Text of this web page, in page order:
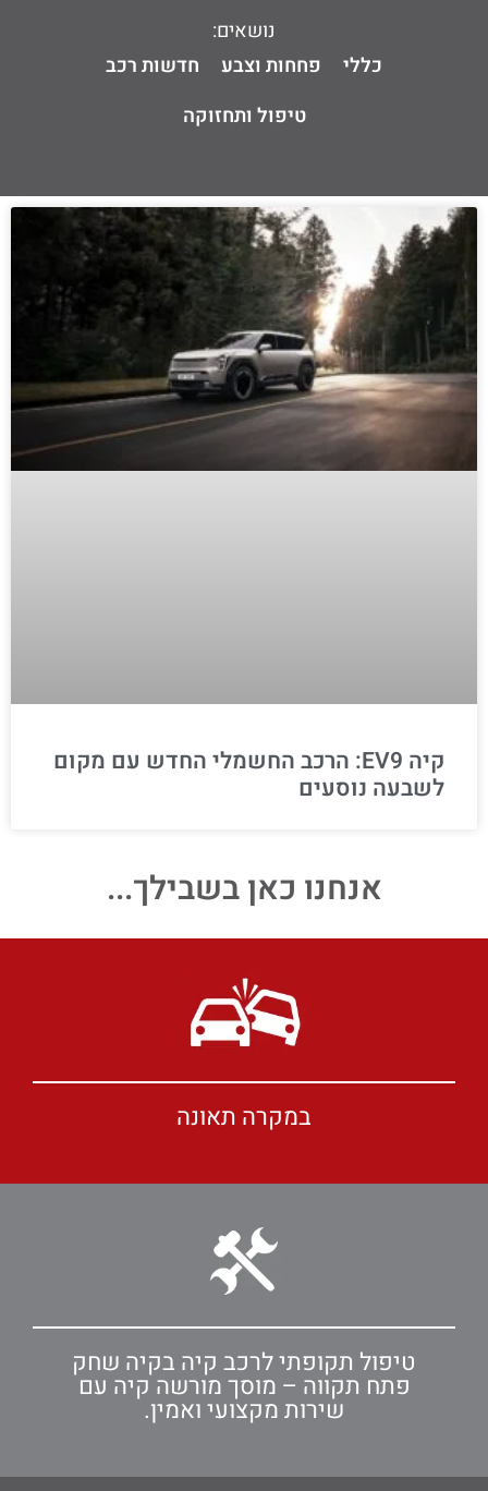
נושאים:
כללי
פחחות וצבע
חדשות רכב
טיפול ותחזוקה
קיה EV9: הרכב החשמלי החדש עם מקום
לשבעה נוסעים
אנחנו כאן בשבילך...
במקרה תאונה
טיפול תקופתי לרכב קיה בקיה שחק
פתח תקווה – מוסך מורשה קיה עם
שירות מקצועי ואמין.